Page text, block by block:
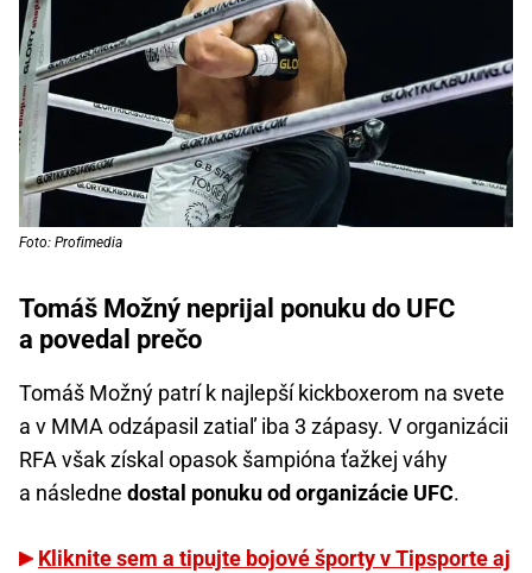
Foto: Profimedia
Tomáš Možný neprijal ponuku do UFC
a povedal prečo
Tomáš Možný patrí k najlepší kickboxerom na svete
a v MMA odzápasil zatiaľ iba 3 zápasy. V organizácii
RFA však získal opasok šampióna ťažkej váhy
a následne dostal ponuku od organizácie UFC.
Kliknite sem a tipujte bojové športy v Tipsporte aj